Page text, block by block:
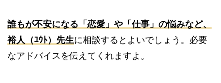
誰もが不安になる「恋愛」や「仕事」の悩みなど、
裕人（ﾕｳﾄ）先生に相談するとよいでしょう。必要
なアドバイスを伝えてくれますよ。